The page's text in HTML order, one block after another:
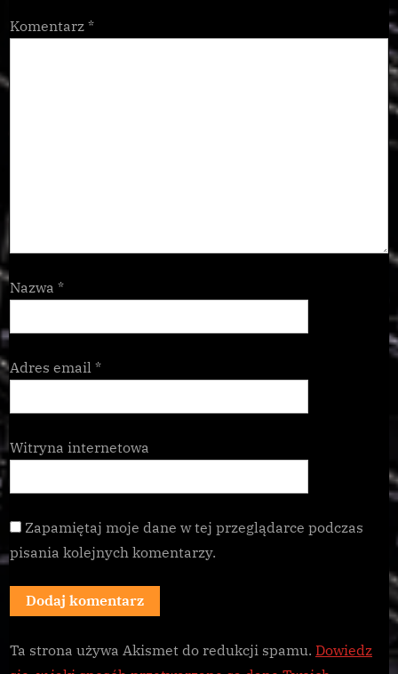
Komentarz *
Nazwa *
Adres email *
Witryna internetowa
Zapamiętaj moje dane w tej przeglądarce podczas
pisania kolejnych komentarzy.
Ta strona używa Akismet do redukcji spamu. Dowiedz